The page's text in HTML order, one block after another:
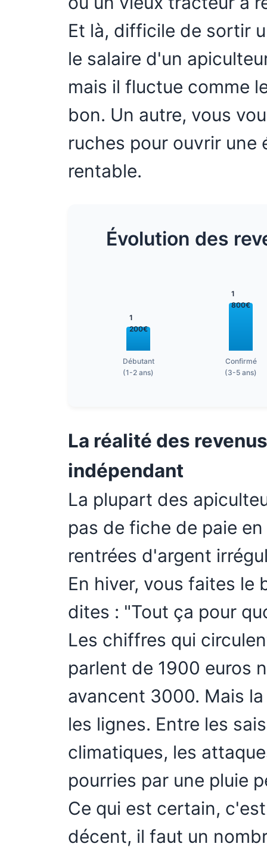
Et là, difficile de sortir
le salaire d'un
mais il fluctue comme
bon. Un autre, vous
ruches pour ouvrir une
rentable.
Évolution des
1
200€
Débutant
(1-2 ans)
1
800€
Confirmé
(3-5 ans)
La réalité des
indépendant
La plupart des
pas de fiche de paie
rentrées d'argent
En hiver, vous faites le
dites : "Tout ça pour
Les chiffres qui
parlent de 1900 euros
avancent 3000. Mais
les lignes. Entre les
climatiques, les
pourries par une pluie
Ce qui est certain,
décent, il faut un